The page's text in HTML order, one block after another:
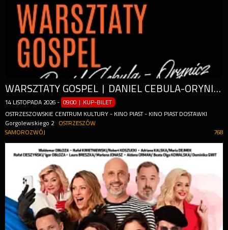
WARSZTATY GOSPEL | DANIEL CEBULA-ORYNICZ
14 LISTOPADA 2026 - 09:00 | KUP-BILET
OSTRZESZOWSKIE CENTRUM KULTURY - KINO PIAST - KINO PIAST DOSTAWKI
Gorgolewskiego 2
OSTRZESZÓW
768
SAMOROZWÓJ